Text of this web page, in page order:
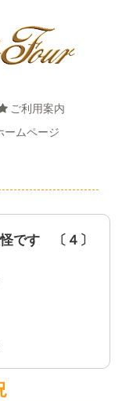
ご利用案内
ームページ
です 〔４〕